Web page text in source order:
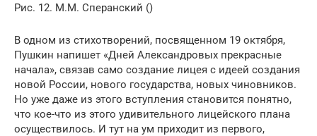
Рис. 12. М.М. Сперанский ()
В одном из стихотворений, посвященном 19 октября,
Пушкин напишет «Дней Александровых прекрасные
начала», связав само создание лицея с идеей создания
новой России, нового государства, новых чиновников.
Но уже даже из этого вступления становится понятно,
что кое-что из этого удивительного лицейского плана
осуществилось. И тут на ум приходит из первого,